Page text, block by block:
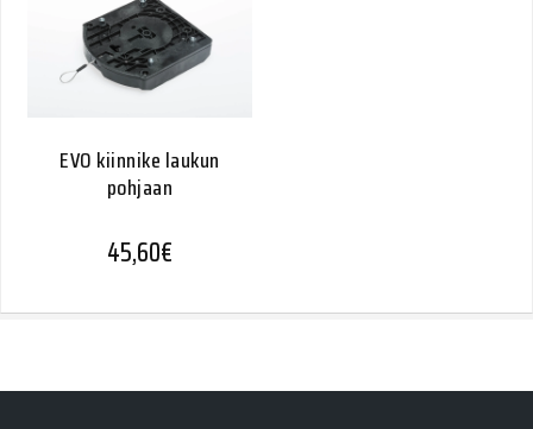
EVO kiinnike laukun
pohjaan
45,60€